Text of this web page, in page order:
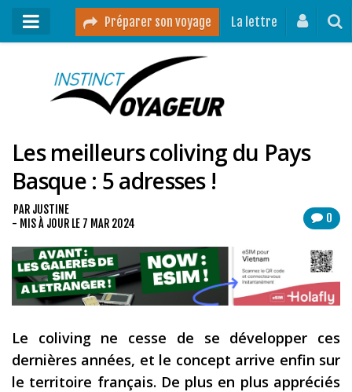
Préparer son voyage La lettre
Mon podcast
Destinations
Mes ressources pour voyager
Guides voyages
Contact
Mon journal de bord sur Instagram
Blog voyage
Les derniers articles
Les meilleurs coliving du Pays
Basque : 5 adresses !
0
PAR JUSTINE
- MIS À JOUR LE 7 MAR 2024
Le coliving ne cesse de se développer ces
dernières années, et le concept arrive enfin sur
le territoire français. De plus en plus appréciés